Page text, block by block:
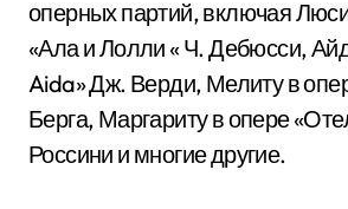
оперных партий, включая
«Ала и Лолли « Ч. Дебюсси,
Aida» Дж. Верди, Мелиту в
Берга, Маргариту в опере
Россини и многие другие.